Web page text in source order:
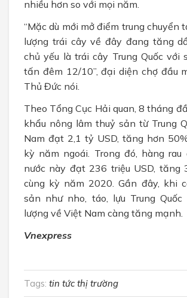
nhiều hơn so với mọi năm.
“Mặc dù mới mở điểm trung chuyển
lượng trái cây về đây đang tăng
chủ yếu là trái cây Trung Quốc với
tấn đêm 12/10”, đại diện chợ đầu
Thủ Đức nói.
Theo Tổng Cục Hải quan, 8 tháng
khẩu nông lâm thuỷ sản từ Trung
Nam đạt 2,1 tỷ USD, tăng hơn
kỳ năm ngoái. Trong đó, hàng
nước này đạt 236 triệu USD, tăng
cùng kỳ năm 2020. Gần đây, khi
sản như nho, táo, lựu Trung
lượng về Việt Nam càng tăng mạnh.
Vnexpress
Tags: tin tức thị trường